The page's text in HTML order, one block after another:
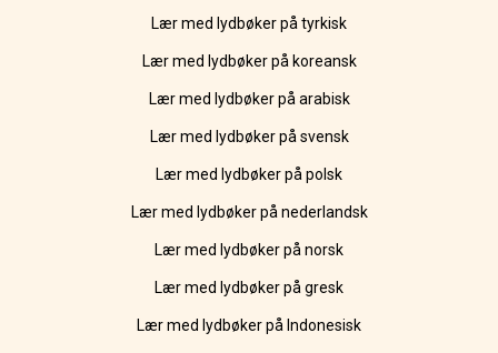
Lær med lydbøker på tyrkisk
Lær med lydbøker på koreansk
Lær med lydbøker på arabisk
Lær med lydbøker på svensk
Lær med lydbøker på polsk
Lær med lydbøker på nederlandsk
Lær med lydbøker på norsk
Lær med lydbøker på gresk
Lær med lydbøker på Indonesisk